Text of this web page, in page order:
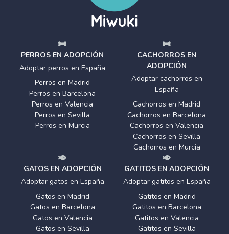
PERROS EN ADOPCIÓN
Adoptar perros en España
Perros en Madrid
Perros en Barcelona
Perros en Valencia
Perros en Sevilla
Perros en Murcia
CACHORROS EN
ADOPCIÓN
Adoptar cachorros en
España
Cachorros en Madrid
Cachorros en Barcelona
Cachorros en Valencia
Cachorros en Sevilla
Cachorros en Murcia
GATOS EN ADOPCIÓN
Adoptar gatos en España
Gatos en Madrid
Gatos en Barcelona
Gatos en Valencia
Gatos en Sevilla
GATITOS EN ADOPCIÓN
Adoptar gatitos en España
Gatitos en Madrid
Gatitos en Barcelona
Gatitos en Valencia
Gatitos en Sevilla